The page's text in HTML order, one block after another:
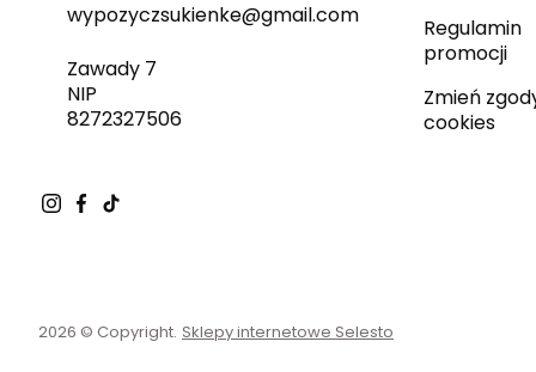
wypozyczsukienke@gmail.com
Zawady 7
NIP
8272327506
Regulamin
promocji
Zmień
cookies
2026 © Copyright. Sklepy internetowe Selesto